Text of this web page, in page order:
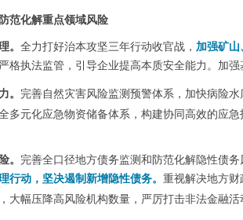
范化解重点领域风险
。 全力打好治本攻坚三年行动收官战， 加强矿
格执法监管，引导企业提高本质安全能力。加
。 完善自然灾害风险监测预警体系，加快病险
多元化应急物资储备体系，构建协同高效的应
。 完善全口径地方债务监测和防范化解隐性债
行动，坚决遏制新增隐性债务。 重视解决地方财
大幅压降高风险机构数量 ，严厉打击非法金融活